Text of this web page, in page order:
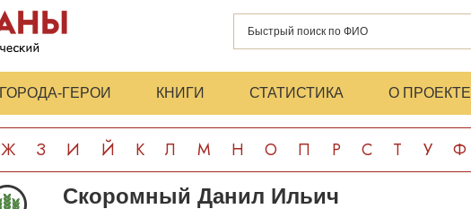
ГОРОДА-ГЕРОИ КНИГИ СТАТИСТИКА О ПРОЕКТЕ
Ж З И Й К Л М Н О П Р С Т У Ф
Скоромный Данил Ильич